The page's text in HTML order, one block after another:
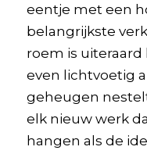
eentje met een
belangrijkste
roem is uiteraard
even lichtvoetig
geheugen
elk nieuw werk
hangen als de